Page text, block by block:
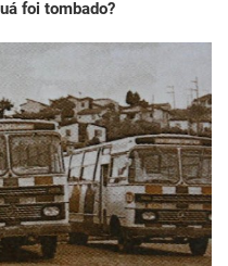
foi tombado?